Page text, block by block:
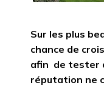
Sur les plus
chance de
afin de tester
réputation ne